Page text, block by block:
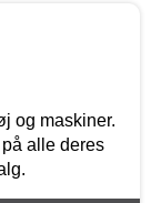
og maskiner.
alle deres